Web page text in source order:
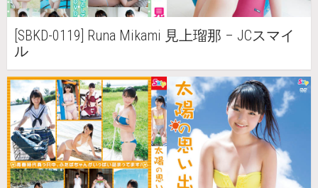
[SBKD-0119] Runa Mikami 見上瑠那 – JCスマイ
ル